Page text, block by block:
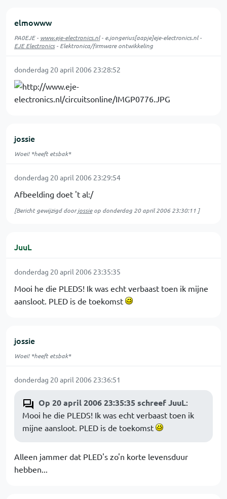
elmowww
PA0EJE - www.eje-electronics.nl- e.jongerius[aapje]eje-electronics.nl -
EJE Electronics- Elektronica/firmware ontwikkeling
donderdag 20 april 2006 23:28:52
jossie
Woei! *heeft etsbak*
donderdag 20 april 2006 23:29:54
Afbeelding doet 't al:/
[Bericht gewijzigd doorjossieop donderdag 20 april 2006 23:30:11 ]
JuuL
donderdag 20 april 2006 23:35:35
Mooi he die PLEDS! Ik was echt verbaast toen ik mijne
aansloot. PLED is de toekomst
jossie
Woei! *heeft etsbak*
donderdag 20 april 2006 23:36:51
Op 20 april 2006 23:35:35 schreef JuuL:
Mooi he die PLEDS! Ik was echt verbaast toen ik
mijne aansloot. PLED is de toekomst
Alleen jammer dat PLED's zo'n korte levensduur
hebben...